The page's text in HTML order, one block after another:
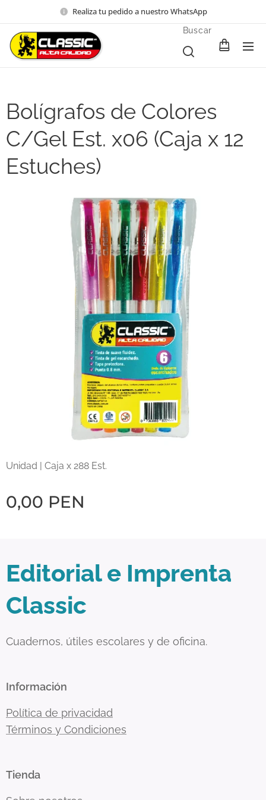
Realiza tu pedido a nuestro WhatsApp
Buscar
Bolígrafos de Colores
C/Gel Est. x06 (Caja x 12
Estuches)
Unidad | Caja x 288 Est.
0,00 PEN
Editorial e Imprenta
Classic
Cuadernos, útiles escolares y de oficina.
Información
Política de privacidad
Términos y Condiciones
Tienda